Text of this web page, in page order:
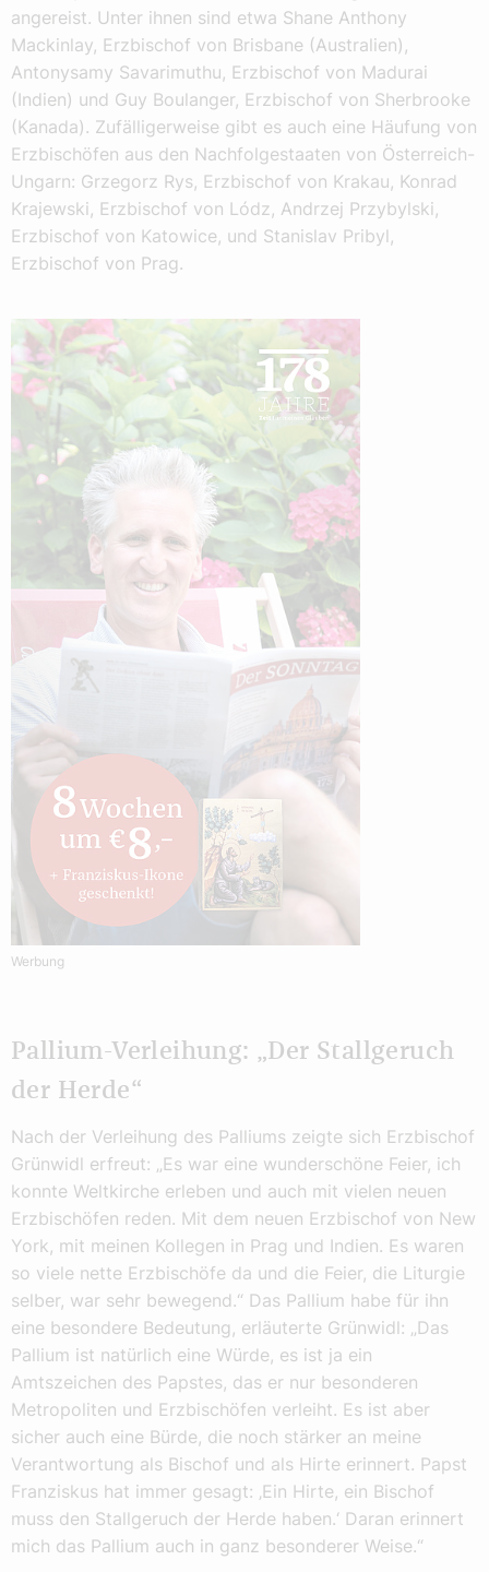
angereist. Unter ihnen sind etwa Shane Anthony
Mackinlay, Erzbischof von Brisbane (Australien),
Antonysamy Savarimuthu, Erzbischof von Madurai
(Indien) und Guy Boulanger, Erzbischof von Sherbrooke
(Kanada). Zufälligerweise gibt es auch eine Häufung von
Erzbischöfen aus den Nachfolgestaaten von Österreich-
Ungarn: Grzegorz Rys, Erzbischof von Krakau, Konrad
Krajewski, Erzbischof von Lódz, Andrzej Przybylski,
Erzbischof von Katowice, und Stanislav Pribyl,
Erzbischof von Prag.
Werbung
Pallium-Verleihung: „Der Stallgeruch
der Herde“
Nach der Verleihung des Palliums zeigte sich Erzbischof
Grünwidl erfreut: „Es war eine wunderschöne Feier, ich
konnte Weltkirche erleben und auch mit vielen neuen
Erzbischöfen reden. Mit dem neuen Erzbischof von New
York, mit meinen Kollegen in Prag und Indien. Es waren
so viele nette Erzbischöfe da und die Feier, die Liturgie
selber, war sehr bewegend.“ Das Pallium habe für ihn
eine besondere Bedeutung, erläuterte Grünwidl: „Das
Pallium ist natürlich eine Würde, es ist ja ein
Amtszeichen des Papstes, das er nur besonderen
Metropoliten und Erzbischöfen verleiht. Es ist aber
sicher auch eine Bürde, die noch stärker an meine
Verantwortung als Bischof und als Hirte erinnert. Papst
Franziskus hat immer gesagt: ‚Ein Hirte, ein Bischof
muss den Stallgeruch der Herde haben.‘ Daran erinnert
mich das Pallium auch in ganz besonderer Weise.“